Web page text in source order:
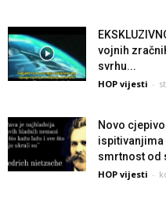
vojnih
svrhu...
HOP vijesti -
Novo
ispitivanjima
smrtnost od
HOP vijesti -